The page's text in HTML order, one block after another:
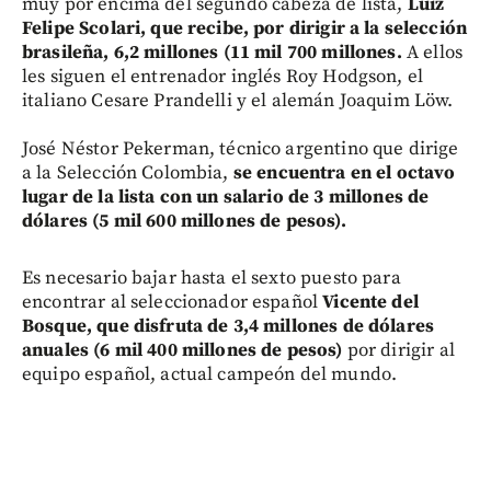
Felipe Scolari, que recibe, por dirigir a la selección
brasileña, 6,2 millones (11 mil 700 millones. A ellos
les siguen el entrenador inglés Roy Hodgson, el
italiano Cesare Prandelli y el alemán Joaquim Löw.
José Néstor Pekerman, técnico argentino que dirige
a la Selección Colombia, se encuentra en el octavo
lugar de la lista con un salario de 3 millones de
dólares (5 mil 600 millones de pesos).
Es necesario bajar hasta el sexto puesto para
encontrar al seleccionador españolVicente del
Bosque, que disfruta de 3,4 millones de dólares
anuales (6 mil 400 millones de pesos) por dirigir al
equipo español, actual campeón del mundo.